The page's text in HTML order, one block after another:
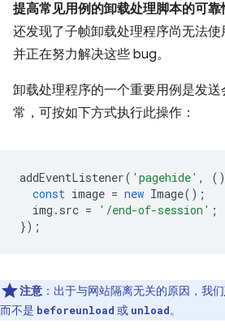
提高常见用例的卸载处理脚本的可靠
还发现了子帧卸载处理程序尚无法使
并正在努力解决这些 bug。
卸载处理程序的一个重要用例是发
常，可按如下方式执行此操作：
addEventListener( 'pagehide' , ()
const image = new Image();
img . src = '/end-of-session' ;
});
注意 ：出于与网站隔离无关的原因，我们
而不是 beforeunload 或 unload。